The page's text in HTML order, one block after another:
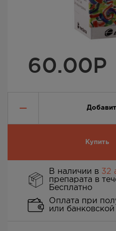
60.00Р
Купить
В наличии в 32
препарата в
Бесплатно
Оплата при
или банковской